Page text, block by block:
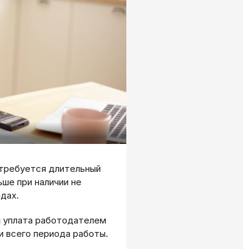
длительный
при наличии не
работодателем
всего периода работы.